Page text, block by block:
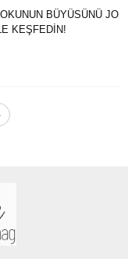
BÜYÜSÜNÜ JO
KEŞFEDIN!